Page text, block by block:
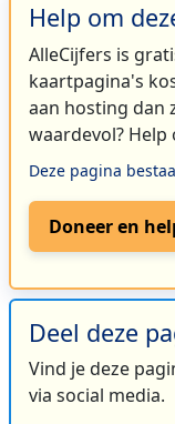
Help om
AlleCijfers is
kaartpagina's
aan hosting dan
waardevol? Help
Deze pagina
Doneer en
Deel deze
Vind je deze
via social media.